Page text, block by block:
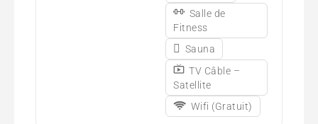
Salle de
Fitness
Sauna
TV Câble –
Satellite
Wifi (Gratuit)